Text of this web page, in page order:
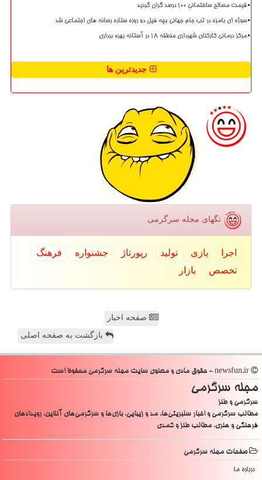
قیمت مصالح ساختمانی ۱۰۰ درصد گران گردید
سوژه ای بامزه در تب جام جهانی بچه فیل دو روزه ستاره رسانه های اجتماعی شد
مرکز درمانی کارکنان شهرداری منطقه ۱۸ در آستانه بهره برداری
جدیدترین ها
تگهای مجله سرگرمی
اجرا بازی تولید رپورتاژ جشنواره
فرهنگ
تخصص
بازار
صفحه اخبار
بازگشت به صفحه اصلی
مجله سرگرمی
سرگرمی و طنز
مطالب سرگرمی و اخبار سلبریتی‌ها، مد و زیبایی، بازی‌ها و سرگرمی‌های آنلاین، رویدادهای
فرهنگی و هنری، مطالب طنز و کمدی
صفحات مجله سرگرمی
درباره ما